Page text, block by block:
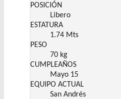
POSICIÓN
Libero
ESTATURA
1.74 Mts
PESO
70 kg
CUMPLEAÑOS
Mayo 15
EQUIPO ACTUAL
San Andrés